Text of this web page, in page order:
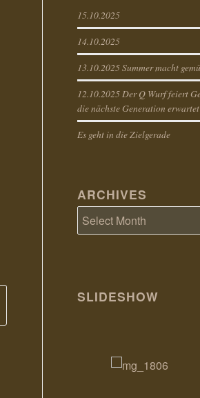
15.10.2025
14.10.2025
13.10.2025 Summer macht
12.10.2025 Der Q Wurf feiert
die nächste Generation
Es geht in die Zielgerade
ARCHIVES
SLIDESHOW